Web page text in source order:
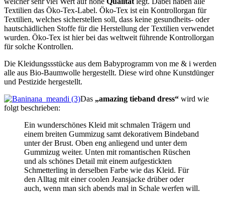
Textilien das Öko-Tex-Label. Öko-Tex ist ein Kontrollorgan für
Textilien, welches sicherstellen soll, dass keine gesundheits- oder
hautschädlichen Stoffe für die Herstellung der Textilien verwendet
wurden. Öko-Tex ist hier bei das weltweit führende Kontrollorgan
für solche Kontrollen.
Die Kleidungssstücke aus dem Babyprogramm von me & i werden
alle aus Bio-Baumwolle hergestellt. Diese wird ohne Kunstdünger
und Pestizide hergestellt.
Das „amazing tieband dress“ wird wie
folgt beschrieben:
Ein wunderschönes Kleid mit schmalen Trägern und
einem breiten Gummizug samt dekorativem Bindeband
unter der Brust. Oben eng anliegend und unter dem
Gummizug weiter. Unten mit romantischen Rüschen
und als schönes Detail mit einem aufgestickten
Schmetterling in derselben Farbe wie das Kleid. Für
den Alltag mit einer coolen Jeansjacke drüber oder
auch, wenn man sich abends mal in Schale werfen will.